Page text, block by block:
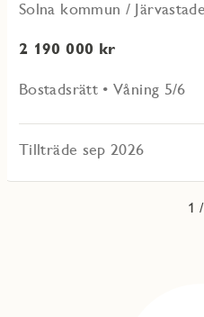
Solna kommun /
2 190 000 kr
Bostadsrätt • Våning 5/6
Tillträde sep 2026
1
2
3
4
5
6
7
8
9
10
11